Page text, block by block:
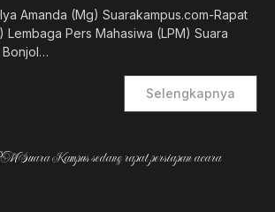
Amanda (Mg) Suarakampus.com-Rapat
Lembaga Pers Mahasiwa (LPM) Suara
Bonjol…
Selengkapnya